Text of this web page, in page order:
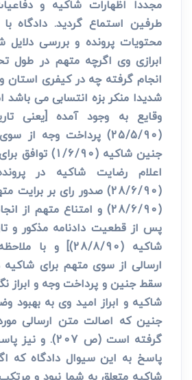
مجددا اظهارات شاکیه و
طرفین استماع گردید. دادگاه
محتویات پرونده و بررسی
ابرازی وی اگرچه متهم در طول
انجام گرفته چه در کیفری استان
شدیدا منکر بزه انتسابی می باشد
وقایع به وجود آمده [یعنی
(25/5/90) پرداخت وجه
اعلام رضایت شاکیه در
(28/6/90) صدور رای بر
(28/6/90) و امتناع متهم
پس از قطعیت دادنامه مذکور و
شاکیه (28/8/90)] و
ارسالی از سوی متهم برای
سقط جنین و پرداخت وجه و ابراز
شاکیه و ابراز امید وی به
جنین که اصالت متن ارسالی
گرفته است (ص
پاسخ به این سیوال دادگاه